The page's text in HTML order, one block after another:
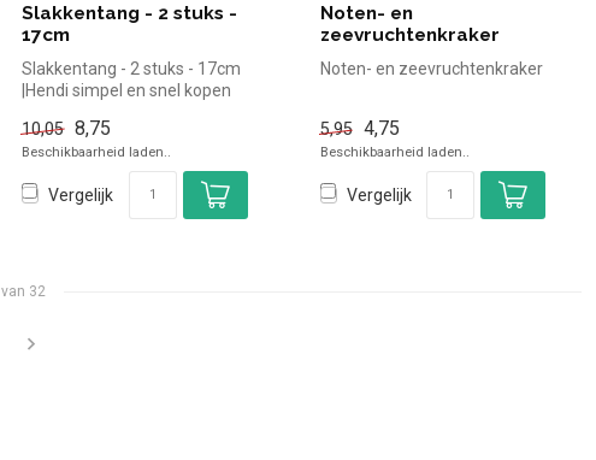
Slakkentang - 2 stuks -
17cm
Slakkentang - 2 stuks - 17cm
|Hendi simpel en snel kopen
10,05 8,75
Beschikbaarheid laden..
Vergelijk
Noten- en
zeevruchtenkraker
Noten- en zeevruchtenkraker
5,95 4,75
Beschikbaarheid laden..
Vergelijk
van 32